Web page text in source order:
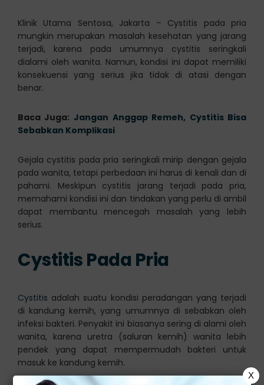
Klinik Utama Sentosa, Jakarta – Cystitis pada pria
mungkin merupakan masalah kesehatan yang jarang
terjadi, karena pada umumnya cystitis seringkali
dialami oleh wanita. Namun, kondisi ini dapat memiliki
konsekuensi yang serius jika tidak di atasi dengan
benar.
Baca Juga: Jangan Anggap Remeh, Cystitis Bisa
Sebabkan Komplikasi
Gejala cystitis pada pria seringkali mirip dengan gejala
pada wanita, tetapi perbedaan ini harus di kenali dan di
pahami. Meskipun cystitis jarang terjadi pada pria,
memahami kondisi ini dan tindakan yang perlu di ambil
dapat membantu mencegah masalah yang lebih
serius.
Cystitis Pada Pria
Cystitis adalah suatu kondisi peradangan yang terjadi
di kandung kemih, yang umumnya di sebabkan oleh
infeksi bakteri. Penyakit ini biasanya sering di alami oleh
wanita, karena uretra (saluran kemih) wanita lebih
pendek yang dapat mempermudah bakteri untuk
masuk ke kandung kemih.
X